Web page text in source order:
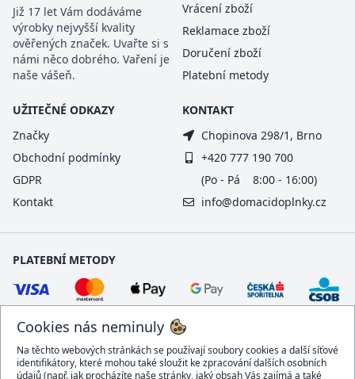
Cookies nás neminuly
Na těchto webových stránkách se používají soubory cookies a další síťové
identifikátory, které mohou také sloužit ke zpracování dalších osobních
údajů (např. jak procházíte naše stránky, jaký obsah Vás zajímá a také
Již 17 let Vám dodáváme
výrobky nejvyšší kvality
ověřených značek. Uvařte si s
námi něco dobrého. Vaření je
naše vášeň.
Vrácení zboží
Reklamace zboží
Doručení zboží
Platební metody
UŽITEČNÉ ODKAZY
Značky
Obchodní podmínky
GDPR
Kontakt
KONTAKT
Chopinova 298/1, Brno
+420 777 190 700
(Po - Pá 8:00 - 16:00)
info@domacidoplnky.cz
PLATEBNÍ METODY